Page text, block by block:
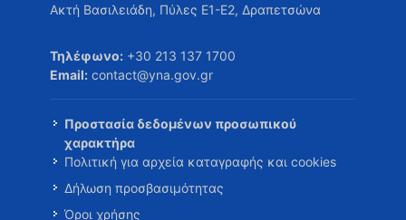
Ακτή Βασιλειάδη, Πύλες Ε1-Ε2, Δραπετσώνα
Τηλέφωνο: +30 213 137 1700
Email: contact@yna.gov.gr
Προστασία δεδομένων προσωπικού
χαρακτήρα
Πολιτική για αρχεία καταγραφής και cookies
Δήλωση προσβασιμότητας
Όροι χρήσης